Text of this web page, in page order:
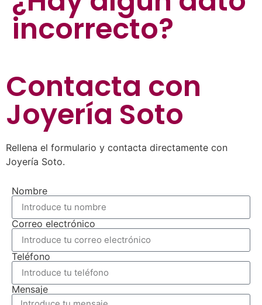
incorrecto?
Contacta con
Joyería Soto
Rellena el formulario y contacta directamente con
Joyería Soto.
Nombre
Correo electrónico
Teléfono
Mensaje